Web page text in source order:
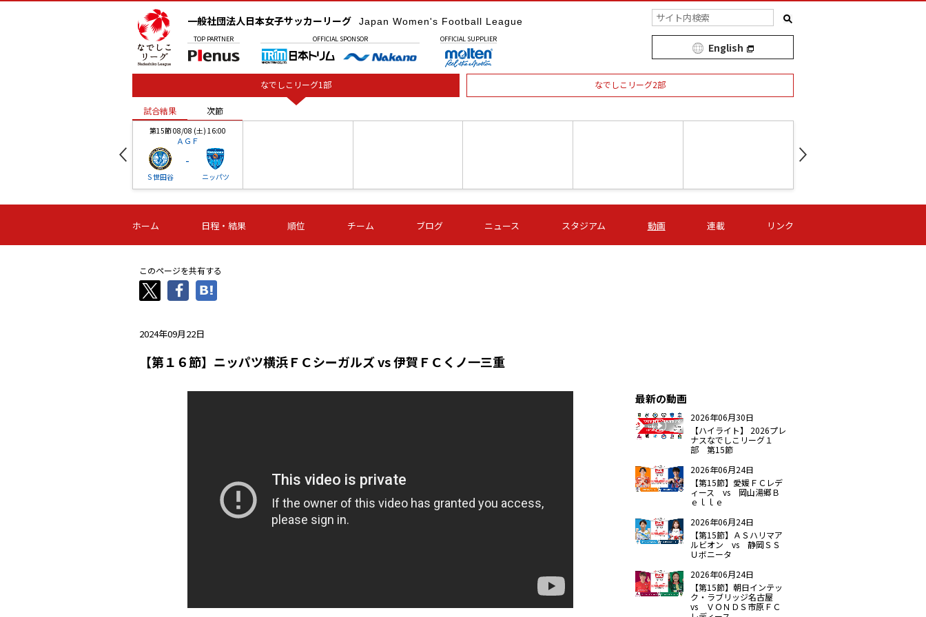
一般社団法人日本女子サッカーリーグ Japan Women's Football League
TOP PARTNER OFFICIAL SPONSOR OFFICIAL SUPPLIER
English
なでしこリーグ1部 なでしこリーグ2部
試合結果 次節
第15節 08/08 (土) 16:00
ＡＧＦ
Ｓ世田谷
-
ニッパツ
-
第16節 09/05 (土) 15:00
ニッパツ
ニッパツ
-
名古屋
第16節 09/05 (土) 15:00
石人の星
-
第16節 09/05 (土) 16:00
ＡＧＦ
-
いちご
-
第16節 09/06 (日) 15:00
-
第16節 09/06 (日) 15:00
- -
試合結果 次節
ホーム 日程・結果 順位 チーム ブログ ニュース スタジアム 動画 連載 リンク
このページを共有する
2024年09月22日
【第１６節】ニッパツ横浜ＦＣシーガルズ vs 伊賀ＦＣくノ一三重
最新の動画
2026年06月30日
【ハイライト】 2026プレ
ナスなでしこリーグ１
部 第15節
2026年06月24日
【第15節】愛媛ＦＣレデ
ィース vs 岡山湯郷Ｂ
ｅｌｌｅ
2026年06月24日
【第15節】ＡＳハリマア
ルビオン vs 静岡ＳＳ
Ｕボニータ
2026年06月24日
【第15節】朝日インテッ
ク・ラブリッジ名古屋
vs ＶＯＮＤＳ市原ＦＣ